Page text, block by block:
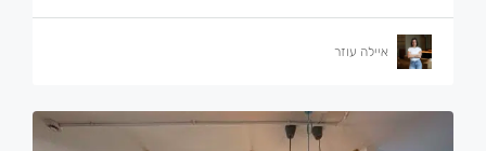
איילה עוזר